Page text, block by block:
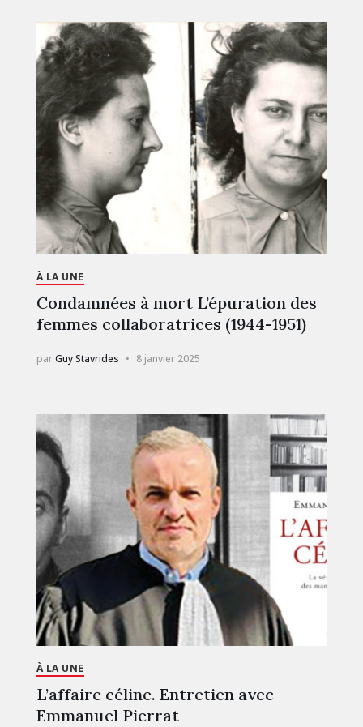
À LA UNE
Condamnées à mort L’épuration des
femmes collaboratrices (1944-1951)
parGuy Stavrides 8 janvier 2025
À LA UNE
L’affaire céline. Entretien avec
Emmanuel Pierrat